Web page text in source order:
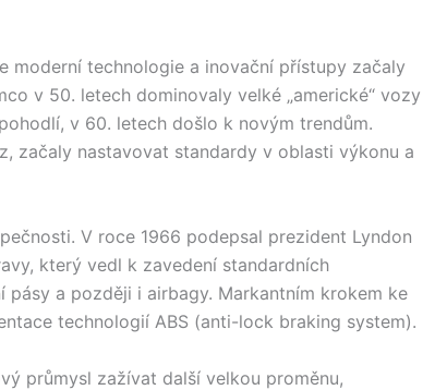
moderní technologie a inovační přístupy začaly
v 50. letech dominovaly velké „americké“ vozy
v 60. letech došlo k novým trendům.
začaly nastavovat standardy v oblasti výkonu a
V roce 1966 podepsal prezident Lyndon
který vedl k zavedení standardních
a později i airbagy. Markantním krokem ke
technologií ABS (anti-lock braking system).
průmysl zažívat další velkou proměnu,